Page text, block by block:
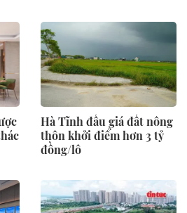
Hà Tĩnh đấu giá đất nông
thôn khởi điểm hơn 3 tỷ
đồng/lô